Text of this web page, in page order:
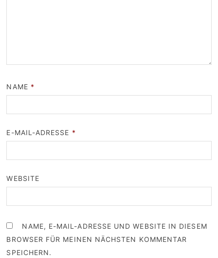
NAME *
E-MAIL-ADRESSE *
WEBSITE
NAME, E-MAIL-ADRESSE UND WEBSITE IN DIESEM
BROWSER FÜR MEINEN NÄCHSTEN KOMMENTAR
SPEICHERN.